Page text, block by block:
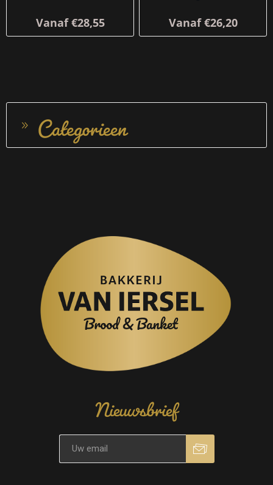
Vanaf €28,55 Vanaf €26,20
Categorieen
Nieuwsbrief